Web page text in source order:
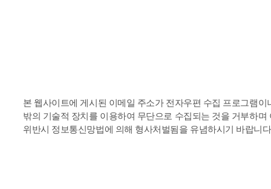
본 웹사이트에 게시된 이메일 주소가 전자우편 수집 프로그램이
밖의 기술적 장치를 이용하여 무단으로 수집되는 것을 거부하며
위반시 정보통신망법에 의해 형사처벌됨을 유념하시기 바랍니